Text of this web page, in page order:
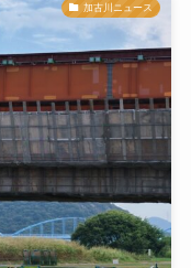
加古川ニュース